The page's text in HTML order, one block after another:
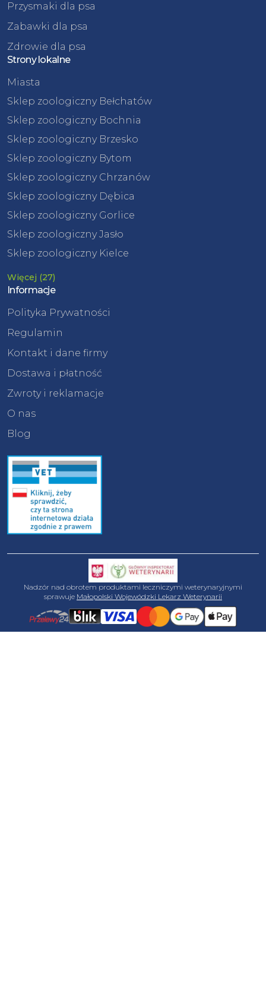
Przysmaki dla psa
Zabawki dla psa
Zdrowie dla psa
Strony lokalne
Miasta
Sklep zoologiczny Bełchatów
Sklep zoologiczny Bochnia
Sklep zoologiczny Brzesko
Sklep zoologiczny Bytom
Sklep zoologiczny Chrzanów
Sklep zoologiczny Dębica
Sklep zoologiczny Gorlice
Sklep zoologiczny Jasło
Sklep zoologiczny Kielce
Więcej (27)
Informacje
Polityka Prywatności
Regulamin
Kontakt i dane firmy
Dostawa i płatność
Zwroty i reklamacje
O nas
Blog
Nadzór nad obrotem produktami leczniczymi weterynaryjnymi
sprawuje Małopolski Wojewódzki Lekarz Weterynarii